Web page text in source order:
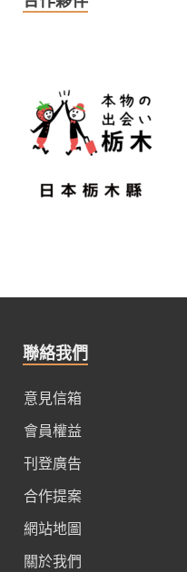
聯絡我們
意見信箱
會員權益
刊登廣告
合作提案
網站地圖
關於我們